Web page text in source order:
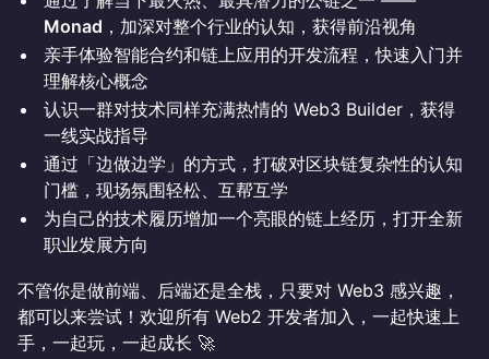
Monad ，加深对整个行业的认知，获得前沿视角
亲手体验智能合约和链上应用的开发流程，快速入门并
理解核心概念
认识一群对技术同样充满热情的 Web3 Builder，获得
一线实战指导
通过「边做边学」的方式，打破对区块链复杂性的认知
门槛，现场氛围轻松、互帮互学
为自己的技术履历增加一个亮眼的链上经历，打开全新
职业发展方向
不管你是做前端、后端还是全栈，只要对 Web3 感兴趣，
都可以来尝试！欢迎所有 Web2 开发者加入，一起快速上
手，一起玩，一起成长 🚀